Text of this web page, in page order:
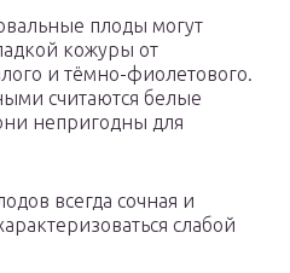
плоды могут
кожуры от
и тёмно-фиолетового.
считаются белые
непригодны для
всегда сочная и
слабой